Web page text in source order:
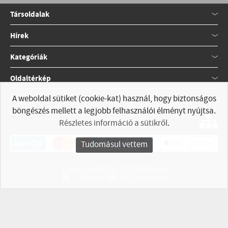
Társoldalak
Hírek
Kategóriák
Oldaltérkép
Kapcsolat
A weboldal sütiket (cookie-kat) használ, hogy biztonságos
böngészés mellett a legjobb felhasználói élményt nyújtsa.
Részletes információ a sütikről.
Tudomásul vettem